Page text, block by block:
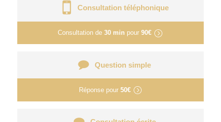
Consultation téléphonique
Consultation de 30 min pour 90€
Question simple
Réponse pour 50€